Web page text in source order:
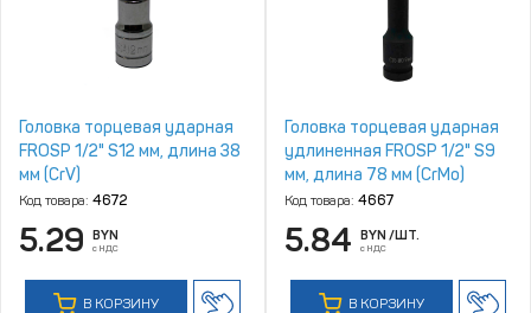
Головка торцевая ударная
FROSP 1/2" S12 мм, длина 38
мм (CrV)
Код товара: 4672
5.29 BYN
с НДС
В КОРЗИНУ
Головка торцевая ударная
удлиненная FROSP 1/2" S9
мм, длина 78 мм (CrMo)
Код товара: 4667
5.84 BYN /ШТ.
с НДС
В КОРЗИНУ